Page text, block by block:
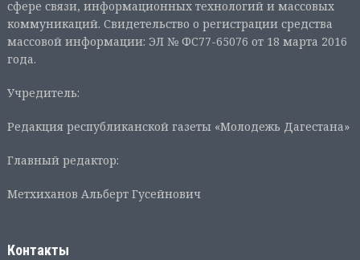
сфере связи, информационных технологий и массовых
коммуникаций. Свидетельство о регистрации средства
массовой информации: ЭЛ № ФС77-65076 от 18 марта 2016
года.
Учредитель:
Редакция республиканской газеты «Молодежь Дагестана»
Главный редактор:
Метхиханов Альберт Гусейнович
Контакты